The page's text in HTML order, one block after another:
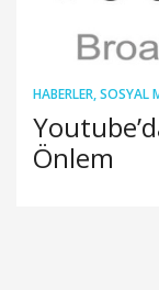
HABERLER,SOSYAL
Önlem